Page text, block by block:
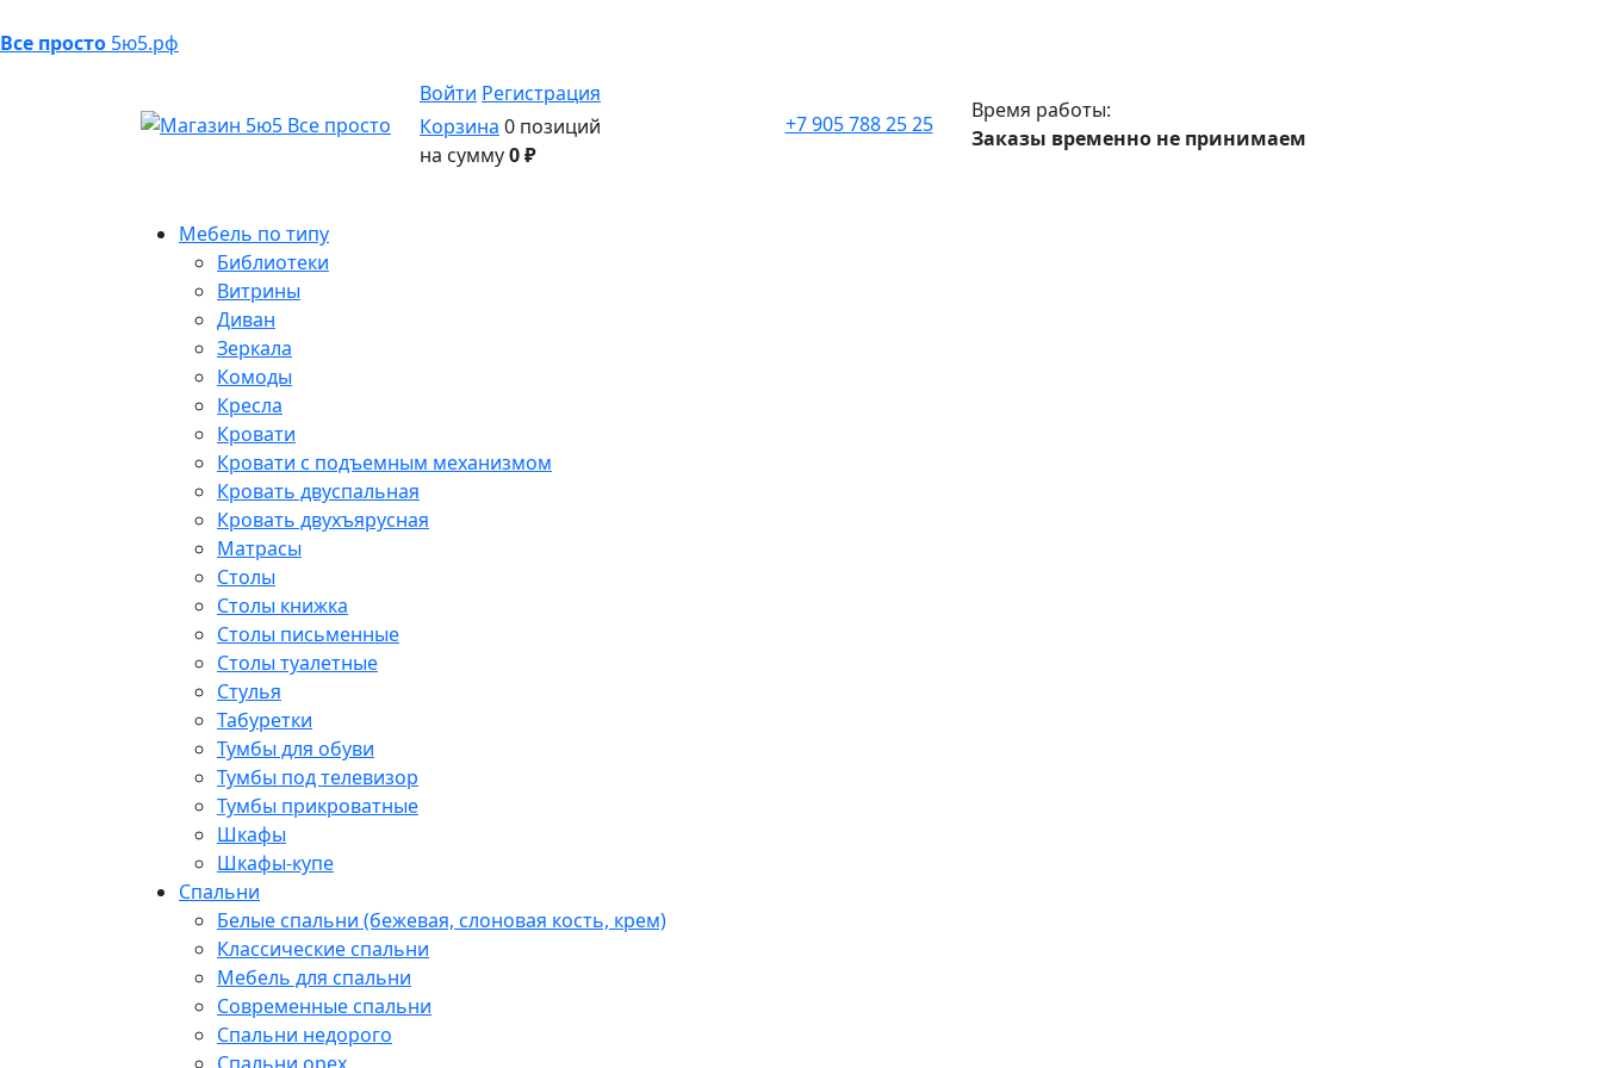
Все просто 5ю5.рф
Войти Регистрация
Корзина 0 позиций
на сумму0 ₽
+7 905 788 25 25
Время работы:
Заказы временно не принимаем
Мебель по типу
Библиотеки
Витрины
Диван
Зеркала
Комоды
Кресла
Кровати
Кровати с подъемным механизмом
Кровать двуспальная
Кровать двухъярусная
Матрасы
Столы
Столы книжка
Столы письменные
Столы туалетные
Стулья
Табуретки
Тумбы для обуви
Тумбы под телевизор
Тумбы прикроватные
Шкафы
Шкафы-купе
Спальни
Белые спальни (бежевая, слоновая кость, крем)
Классические спальни
Мебель для спальни
Современные спальни
Спальни недорого